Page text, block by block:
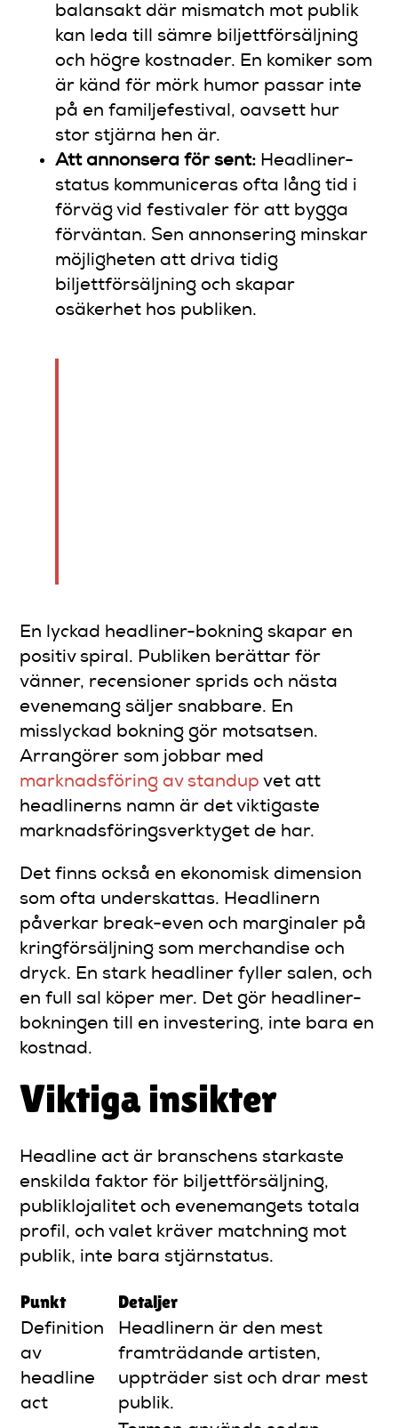
balansakt där mismatch mot publik
kan leda till sämre biljettförsäljning
och högre kostnader. En komiker som
är känd för mörk humor passar inte
på en familjefestival, oavsett hur
stor stjärna hen är.
Att annonsera för sent: Headliner-
status kommuniceras ofta lång tid i
förväg vid festivaler för att bygga
förväntan. Sen annonsering minskar
möjligheten att driva tidig
biljettförsäljning och skapar
osäkerhet hos publiken.
En lyckad headliner-bokning skapar en
positiv spiral. Publiken berättar för
vänner, recensioner sprids och nästa
evenemang säljer snabbare. En
misslyckad bokning gör motsatsen.
Arrangörer som jobbar med
marknadsföring av standup vet att
headlinerns namn är det viktigaste
marknadsföringsverktyget de har.
Det finns också en ekonomisk dimension
som ofta underskattas. Headlinern
påverkar break-even och marginaler på
kringförsäljning som merchandise och
dryck. En stark headliner fyller salen, och
en full sal köper mer. Det gör headliner-
bokningen till en investering, inte bara en
kostnad.
Viktiga insikter
Headline act är branschens starkaste
enskilda faktor för biljettförsäljning,
publiklojalitet och evenemangets totala
profil, och valet kräver matchning mot
publik, inte bara stjärnstatus.
Punkt Detaljer
Definition
av
headline
act
Headlinern är den mest
framträdande artisten,
uppträder sist och drar mest
publik.